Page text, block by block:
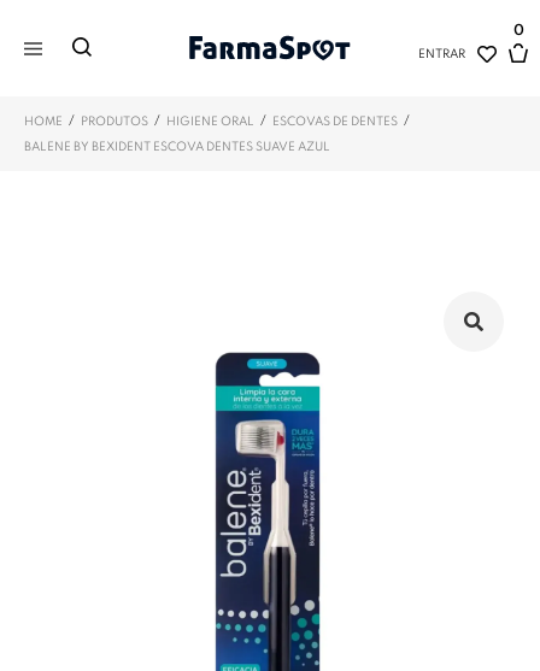
ENTRAR
0
HOME / PRODUTOS / HIGIENE ORAL / ESCOVAS DE DENTES /
BALENE BY BEXIDENT ESCOVA DENTES SUAVE AZUL